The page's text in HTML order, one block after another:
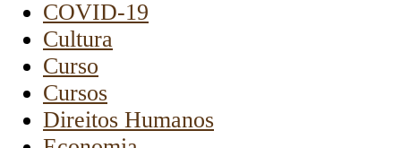
COVID-19
Cultura
Curso
Cursos
Direitos Humanos